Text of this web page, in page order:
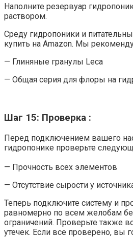
Наполните резервуар
раствором.
Среду гидропоники и
купить на Amazon. Мы
— Глиняные гранулы Leca
— Общая серия для флоры на
Шаг 15: Проверка :
Перед подключением вашего
гидропонике проверьте
— Прочность всех элементов
— Отсутствие сырости у
Теперь подключите систему и
равномерно по всем желобам
ограничений. Проверьте также
утечек. Если все проверено, вы